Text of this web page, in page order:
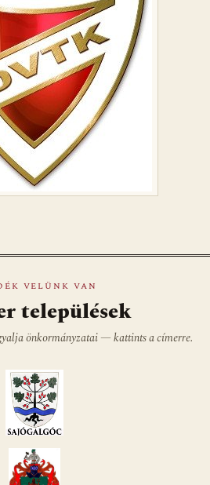
VELÜNK VAN
települések
önkormányzatai — kattints a címerre.